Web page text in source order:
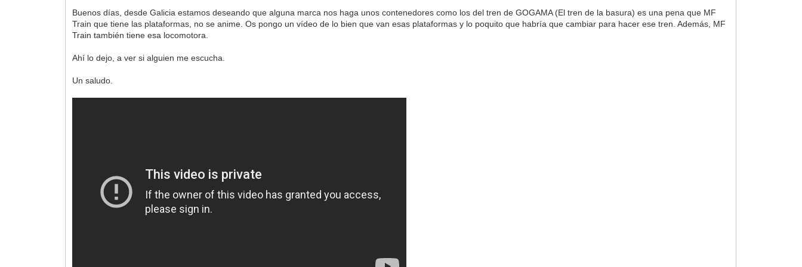
Buenos días, desde Galicia estamos deseando que alguna marca nos haga unos contenedores como los del tren de GOGAMA (El tren de la basura) es una pena que MF
Train que tiene las plataformas, no se anime. Os pongo un vídeo de lo bien que van esas plataformas y lo poquito que habría que cambiar para hacer ese tren. Además, MF
Train también tiene esa locomotora.
Ahí lo dejo, a ver si alguien me escucha.
Un saludo.